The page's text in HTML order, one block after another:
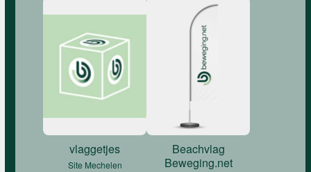
vlaggetjes
Site Mechelen
Beachvlag
Beweging.net